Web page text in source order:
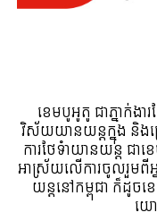
ខេមបូអូតូ ជាភ្នាក់ង
វិស័យយានយន្តក្នុង និងក្
ការថែទំាយានយន្ត ជា
អាស្រ័យលើការចូលរួមពី
យន្តនៅកម្ពុជា ក៏ដូចខ
យោ